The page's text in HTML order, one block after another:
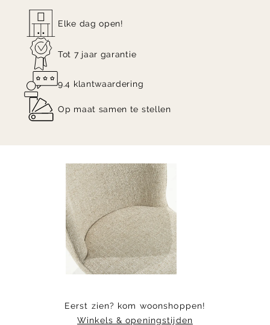
Elke dag open!
Tot 7 jaar garantie
9.4 klantwaardering
Op maat samen te stellen
Eerst zien? kom woonshoppen!
Winkels & openingstijden